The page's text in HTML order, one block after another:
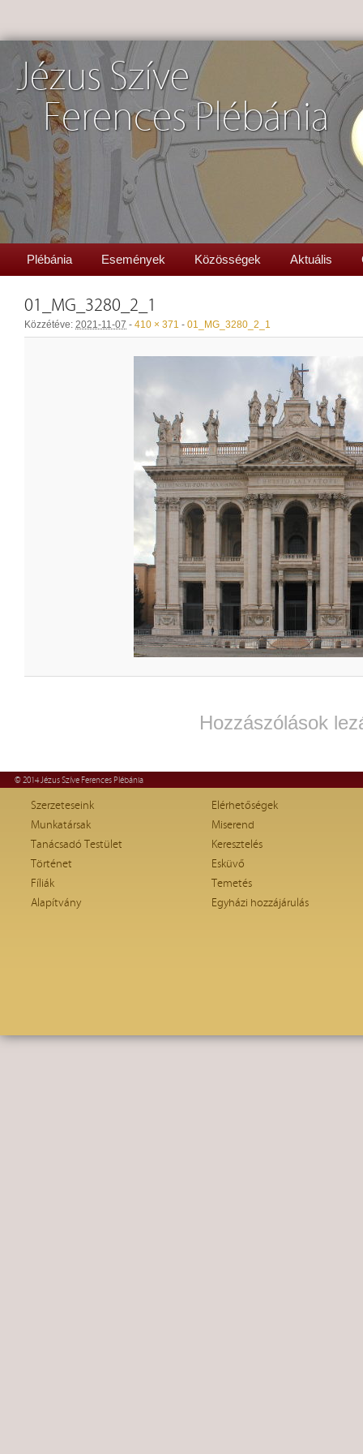
Jézus Szíve
Ferences Plébánia
Plébánia Események Közösségek Aktuális
01_MG_3280_2_1
Közzétéve: 2021-11-07 - 410 × 371 - 01_MG_3280_2_1
Hozzászólások
© 2014 Jézus Szíve Ferences Plébánia
Szerzeteseink
Munkatársak
Tanácsadó Testület
Történet
Fíliák
Alapítvány
Elérhetőségek
Miserend
Keresztelés
Esküvő
Temetés
Egyházi hozzájárulás